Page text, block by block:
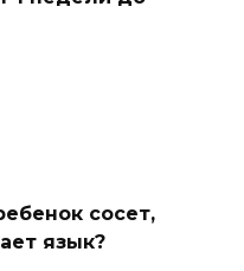
сосет,
язык?